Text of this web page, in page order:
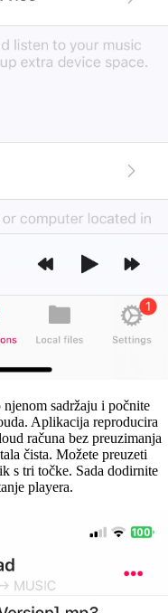
sadržaju i počnite
Aplikacija reproducira
računa bez preuzimanja
čista. Možete preuzeti
s tri točke. Sada dodirnite
playera.